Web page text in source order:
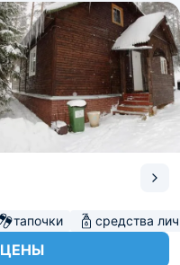
тапочки средства